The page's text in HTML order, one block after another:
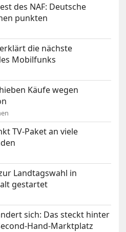
des NAF: Deutsche
punkten
die nächste
Mobilfunks
Käufe wegen
TV-Paket an viele
Landtagswahl in
gestartet
sich: Das steckt hinter
Hand-Marktplatz